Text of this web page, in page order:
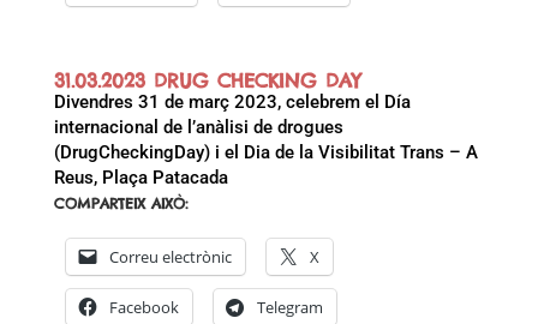
31.03.2023 DRUG CHECKING DAY
Divendres 31 de març 2023, celebrem el Día
internacional de l’anàlisi de drogues
(DrugCheckingDay) i el Dia de la Visibilitat Trans – A
Reus, Plaça Patacada
COMPARTEIX AIXÒ:
Correu electrònic X
Facebook Telegram